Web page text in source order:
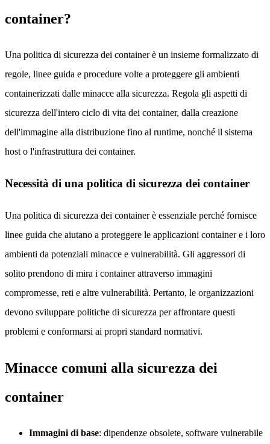
container?
Una politica di sicurezza dei container è un insieme formalizzato di
regole, linee guida e procedure volte a proteggere gli ambienti
containerizzati dalle minacce alla sicurezza. Regola gli aspetti di
sicurezza dell'intero ciclo di vita dei container, dalla creazione
dell'immagine alla distribuzione fino al runtime, nonché il sistema
host o l'infrastruttura dei container.
Necessità di una politica di sicurezza dei container
Una politica di sicurezza dei container è essenziale perché fornisce
linee guida che aiutano a proteggere le applicazioni container e i loro
ambienti da potenziali minacce e vulnerabilità. Gli aggressori di
solito prendono di mira i container attraverso immagini
compromesse, reti e altre vulnerabilità. Pertanto, le organizzazioni
devono sviluppare politiche di sicurezza per affrontare questi
problemi e conformarsi ai propri standard normativi.
Minacce comuni alla sicurezza dei
container
Immagini di base: dipendenze obsolete, software vulnerabile